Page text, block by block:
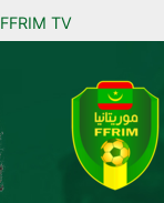
FFRIM TV